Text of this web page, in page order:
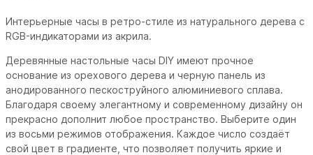
Интерьерные часы в ретро-стиле из натурального дерева с
RGB-индикаторами из акрила.
Деревянные настольные часы DIY имеют прочное
основание из орехового дерева и черную панель из
анодированного пескоструйного алюминиевого сплава.
Благодаря своему элегантному и современному дизайну он
прекрасно дополнит любое пространство. Выберите один
из восьми режимов отображения. Каждое число создаёт
свой цвет в градиенте, что позволяет получить яркие и